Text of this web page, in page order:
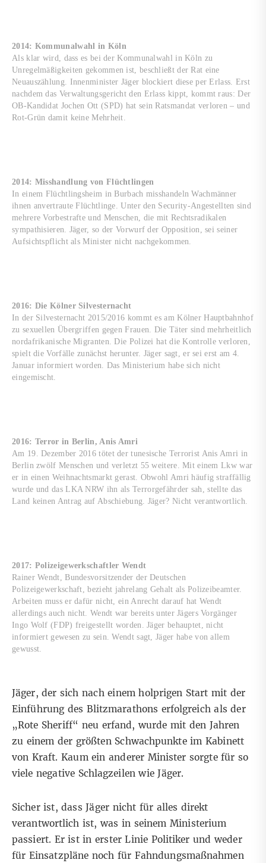
2014: Kommunalwahl in Köln
Als klar wird, dass es bei der Kommunalwahl in Köln zu
Unregelmäßigkeiten gekommen ist, beschließt der Rat eine
Neuauszählung. Innenminister Jäger blockiert diese per Erlass. Erst
nachdem das Verwaltungsgericht den Erlass kippt, kommt raus: Der
OB-Kandidat Jochen Ott (SPD) hat sein Ratsmandat verloren – und
Rot-Grün damit keine Mehrheit.
2014: Misshandlung von Flüchtlingen
In einem Flüchtlingsheim in Burbach misshandeln Wachmänner
ihnen anvertraute Flüchtlinge. Unter den Security-Angestellten sind
mehrere Vorbestrafte und Menschen, die mit Rechtsradikalen
sympathisieren. Jäger, so der Vorwurf der Opposition, sei seiner
Aufsichtspflicht als Minister nicht nachgekommen.
2016: Die Kölner Silvesternacht
In der Silvesternacht 2015/2016 kommt es am Kölner Hauptbahnhof
zu sexuellen Übergriffen gegen Frauen. Die Täter sind mehrheitlich
nordafrikanische Migranten. Die Polizei hat die Kontrolle verloren,
spielt die Vorfälle zunächst herunter. Jäger sagt, er sei erst am 4.
Januar informiert worden. Das Ministerium habe sich nicht
eingemischt.
2016: Terror in Berlin, Anis Amri
Am 19. Dezember 2016 tötet der tunesische Terrorist Anis Amri in
Berlin zwölf Menschen und verletzt 55 weitere. Mit einem Lkw war
er in einen Weihnachtsmarkt gerast. Obwohl Amri häufig straffällig
wurde und das LKA NRW ihn als Terrorgefährder sah, stellte das
Land keinen Antrag auf Abschiebung. Jäger? Nicht verantwortlich.
2017: Polizeigewerkschaftler Wendt
Rainer Wendt, Bundesvorsitzender der Deutschen
Polizeigewerkschaft, bezieht jahrelang Gehalt als Polizeibeamter.
Arbeiten muss er dafür nicht, ein Anrecht darauf hat Wendt
allerdings auch nicht. Wendt war bereits unter Jägers Vorgänger
Ingo Wolf (FDP) freigestellt worden. Jäger behauptet, nicht
informiert gewesen zu sein. Wendt sagt, Jäger habe von allem
gewusst.
Jäger, der sich nach einem holprigen Start mit der
Einführung des Blitzmarathons erfolgreich als der
„Rote Sheriff“ neu erfand, wurde mit den Jahren
zu einem der größten Schwachpunkte im Kabinett
von Kraft. Kaum ein anderer Minister sorgte für so
viele negative Schlagzeilen wie Jäger.
Sicher ist, dass Jäger nicht für alles direkt
verantwortlich ist, was in seinem Ministerium
passiert. Er ist in erster Linie Politiker und weder
für Einsatzpläne noch für Fahndungsmaßnahmen